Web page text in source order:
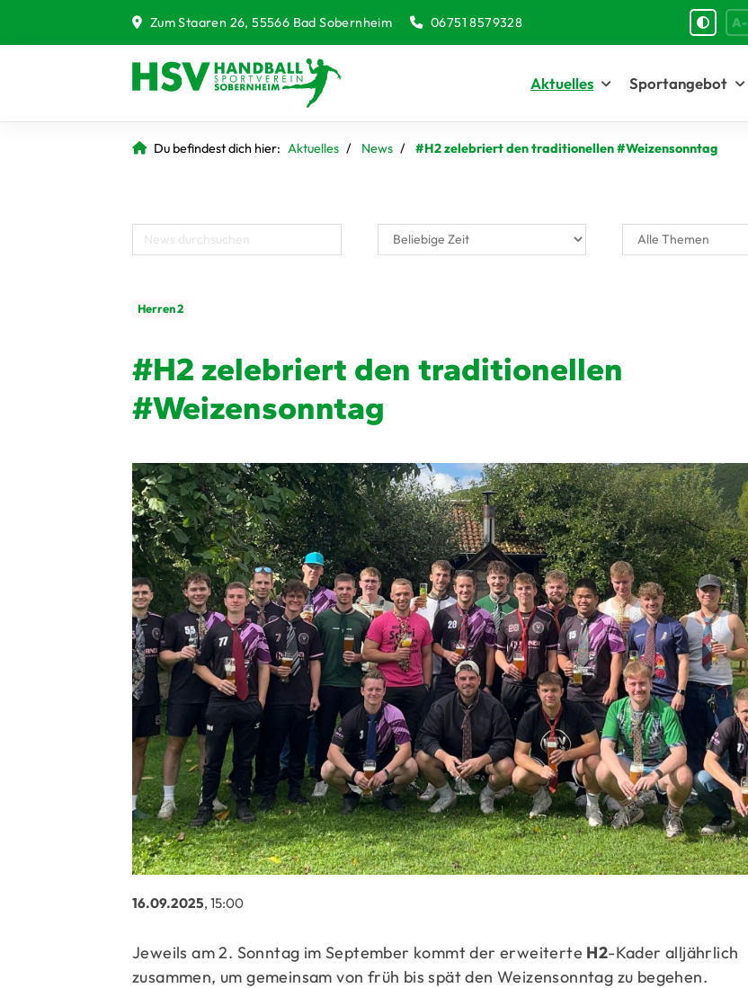
Zum Staaren 26, 55566 Bad Sobernheim 06751 8579328 A-
Aktuelles Sportangebot
Du befindest dich hier: Aktuelles News #H2 zelebriert den traditionellen #Weizensonntag
Herren 2
#H2 zelebriert den traditionellen
#Weizensonntag
16.09.2025, 15:00
Jeweils am 2. Sonntag im September kommt der erweiterte H2-Kader alljährlich
zusammen, um gemeinsam von früh bis spät den Weizensonntag zu begehen.
Quicklinks
Sportangebote finden
Unser Sportangebot
Ausfälle und Vertretungen
Deutsches Sportabzeichen
Mitglieder-Service
Alles zur Mitgliedschaft
Downloads
Termine
Fragen & Antworten